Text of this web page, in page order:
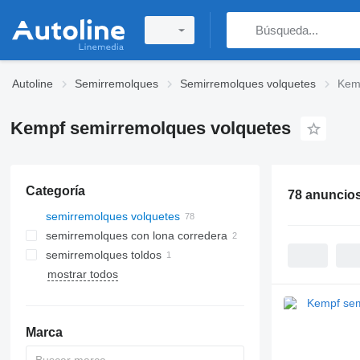
Autoline Semirremolques Semirremolques volquetes
Kempf semirremolques volquetes
Categoría
semirremolques volquetes
semirremolques con lona corredera
semirremolques toldos
mostrar todos
Marca
78